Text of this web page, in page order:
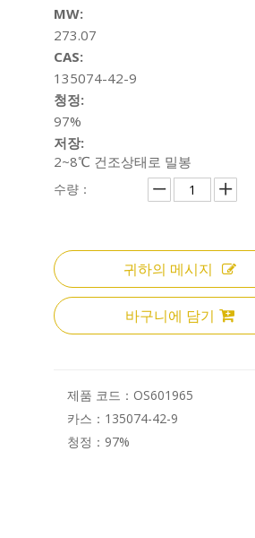
MW:
273.07
CAS:
135074-42-9
청정:
97%
저장:
2~8℃ 건조상태로 밀봉
수량：
귀하의 메시지
바구니에 담기
제품 코드： OS601965
카스： 135074-42-9
청정： 97%